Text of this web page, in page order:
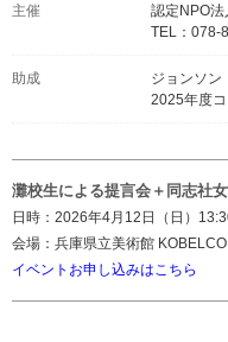
主催
認定NPO法
TEL：
助成
ジョンソン
2025年度
灘校生による提言会＋同志社
日時：2026年4月12日（日）
会場：兵庫県立美術館
イベントお申し込みはこちら